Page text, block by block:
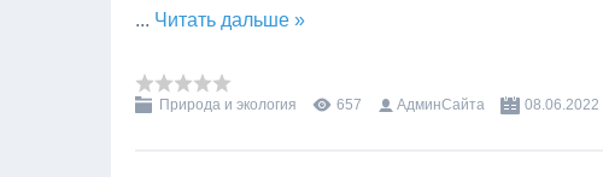
... Читать дальше »
Природа и экология 657 АдминСайта 08.06.2022